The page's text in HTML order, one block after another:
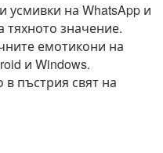
усмивки на WhatsApp и
тяхното значение.
емотикони на
и Windows.
в пъстрия свят на